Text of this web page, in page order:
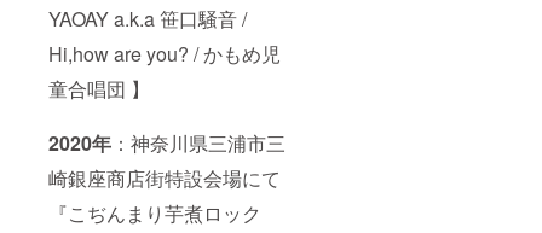
YAOAY a.k.a 笹口騒音 /
Hi,how are you? / かもめ児
童合唱団 】
2020年 ：神奈川県三浦市三
崎銀座商店街特設会場にて
『こぢんまり芋煮ロック